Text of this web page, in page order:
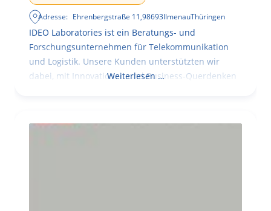
Adresse: Ehrenbergstraße 11,98693IlmenauThüringen
IDEO Laboratories ist ein Beratungs- und
Forschungsunternehmen für Telekommunikation
und Logistik. Unsere Kunden unterstützten wir
dabei, mit Innovationen und Business-Querdenken
Weiterlesen …